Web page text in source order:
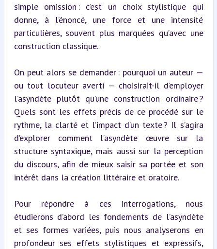
simple omission : c’est un choix stylistique qui
donne, à l’énoncé, une force et une intensité
particulières, souvent plus marquées qu’avec une
construction classique.
On peut alors se demander : pourquoi un auteur —
ou tout locuteur averti — choisirait-il d’employer
l’asyndète plutôt qu’une construction ordinaire ?
Quels sont les effets précis de ce procédé sur le
rythme, la clarté et l’impact d’un texte ? Il s’agira
d’explorer comment l’asyndète œuvre sur la
structure syntaxique, mais aussi sur la perception
du discours, afin de mieux saisir sa portée et son
intérêt dans la création littéraire et oratoire.
Pour répondre à ces interrogations, nous
étudierons d’abord les fondements de l’asyndète
et ses formes variées, puis nous analyserons en
profondeur ses effets stylistiques et expressifs,